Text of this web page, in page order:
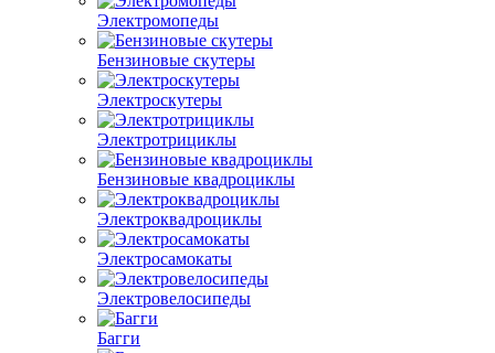
Электромопеды
Бензиновые скутеры
Электроскутеры
Электротрициклы
Бензиновые квадроциклы
Электроквадроциклы
Электросамокаты
Электровелосипеды
Багги